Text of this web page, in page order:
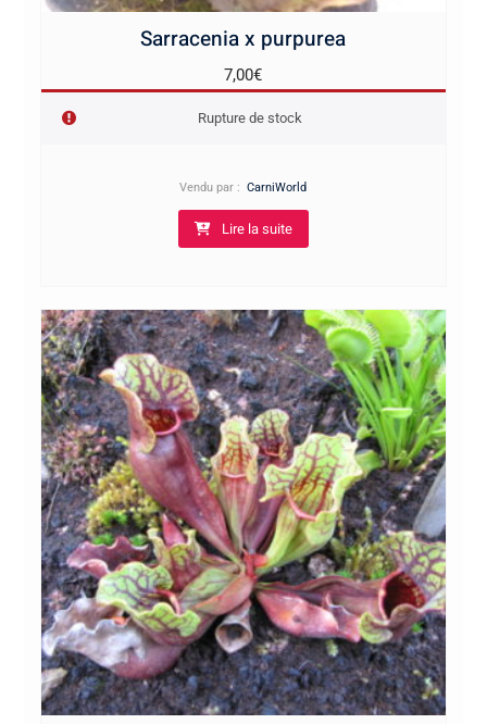
Sarracenia x purpurea
7,00€
Rupture de stock
Vendu par :CarniWorld
Lire la suite